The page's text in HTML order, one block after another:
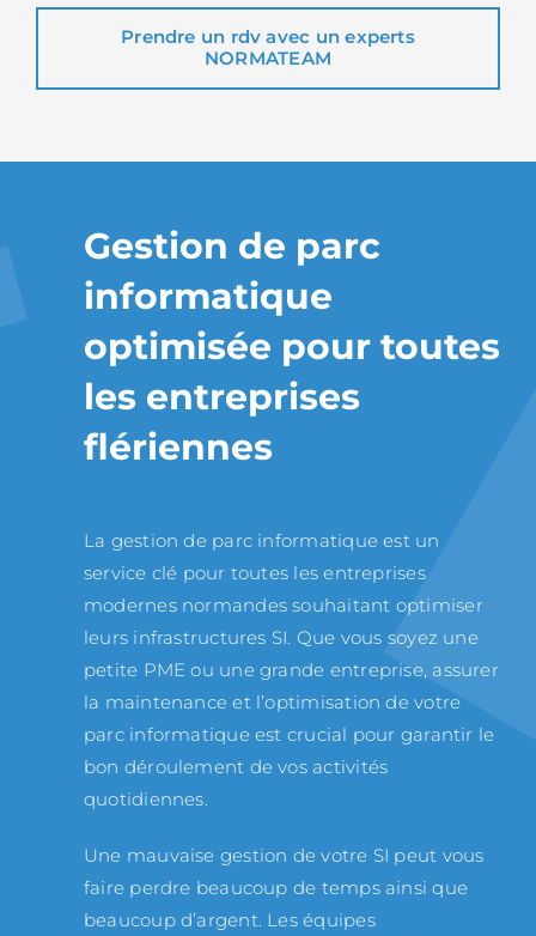
Prendre un rdv avec un experts
NORMATEAM
Gestion de parc
informatique
optimisée pour toutes
les entreprises
flériennes
La gestion de parc informatique est un
service clé pour toutes les entreprises
modernes normandes souhaitant optimiser
leurs infrastructures SI. Que vous soyez une
petite PME ou une grande entreprise, assurer
la maintenance et l’optimisation de votre
parc informatique est crucial pour garantir le
bon déroulement de vos activités
quotidiennes.
Une mauvaise gestion de votre SI peut vous
faire perdre beaucoup de temps ainsi que
beaucoup d’argent. Les équipes